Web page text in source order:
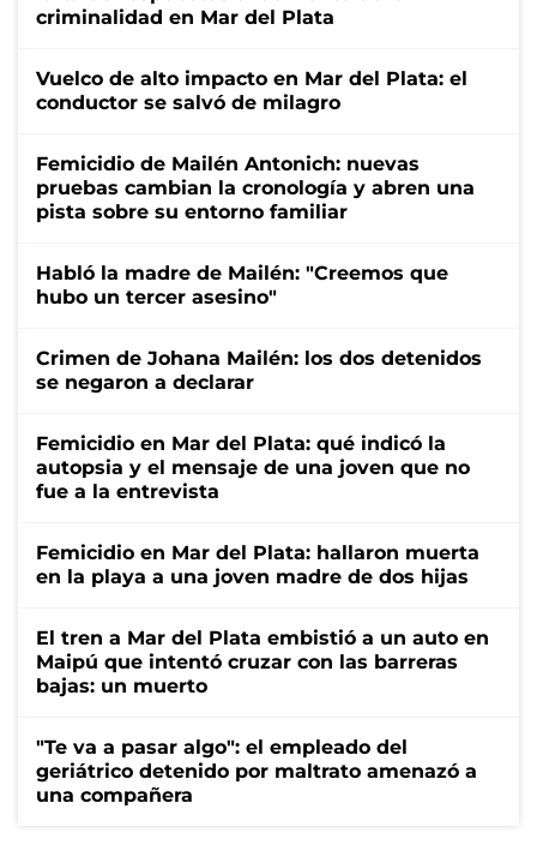
criminalidad en Mar del Plata
Vuelco de alto impacto en Mar del Plata: el
conductor se salvó de milagro
Femicidio de Mailén Antonich: nuevas
pruebas cambian la cronología y abren una
pista sobre su entorno familiar
Habló la madre de Mailén: "Creemos que
hubo un tercer asesino"
Crimen de Johana Mailén: los dos detenidos
se negaron a declarar
Femicidio en Mar del Plata: qué indicó la
autopsia y el mensaje de una joven que no
fue a la entrevista
Femicidio en Mar del Plata: hallaron muerta
en la playa a una joven madre de dos hijas
El tren a Mar del Plata embistió a un auto en
Maipú que intentó cruzar con las barreras
bajas: un muerto
"Te va a pasar algo": el empleado del
geriátrico detenido por maltrato amenazó a
una compañera